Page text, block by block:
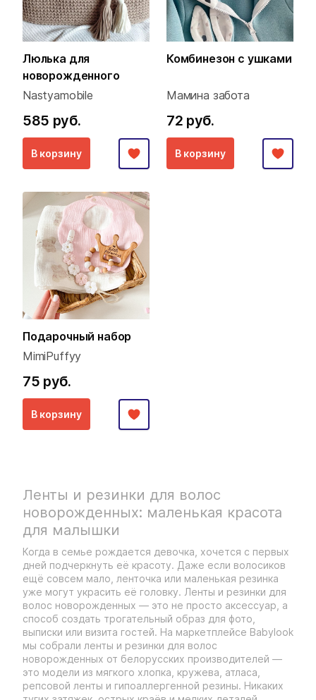
Люлька для
новорожденного
Nastyamobile
585 руб.
В корзину
Комбинезон с ушками
Мамина забота
72 руб.
В корзину
Подарочный набор
MimiPuffyy
75 руб.
В корзину
Ленты и резинки для волос
новорожденных: маленькая красота
для малышки
Когда в семье рождается девочка, хочется с первых
дней подчеркнуть её красоту. Даже если волосиков
ещё совсем мало, ленточка или маленькая резинка
уже могут украсить её головку. Ленты и резинки для
волос новорожденных — это не просто аксессуар, а
способ создать трогательный образ для фото,
выписки или визита гостей. На маркетплейсе Babylook
мы собрали ленты и резинки для волос
новорожденных от белорусских производителей —
это модели из мягкого хлопка, кружева, атласа,
репсовой ленты и гипоаллергенной резины. Никаких